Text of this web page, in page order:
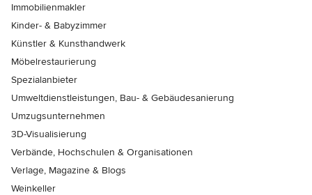
Immobilienmakler
Kinder- & Babyzimmer
Künstler & Kunsthandwerk
Möbelrestaurierung
Spezialanbieter
Umweltdienstleistungen, Bau- & Gebäudesanierung
Umzugsunternehmen
3D-Visualisierung
Verbände, Hochschulen & Organisationen
Verlage, Magazine & Blogs
Weinkeller